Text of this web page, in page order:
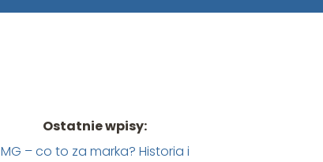
Ostatnie wpisy:
MG – co to za marka? Historia i